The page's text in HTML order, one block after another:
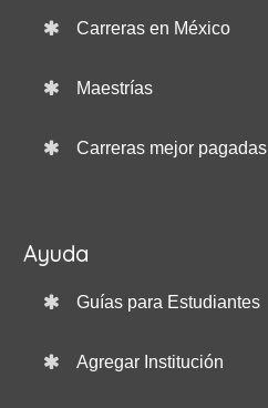
Carreras en México
Maestrías
Carreras mejor pagadas
Ayuda
Guías para Estudiantes
Agregar Institución